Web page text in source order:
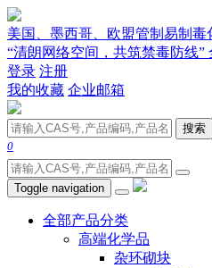
美国、墨西哥、欧盟管制易制毒
“清朗网络空间，共筑禁毒防线”
登录 注册
我的收藏 企业邮箱
搜索
0
Toggle navigation
全部产品分类
高端化学品
杂环砌块